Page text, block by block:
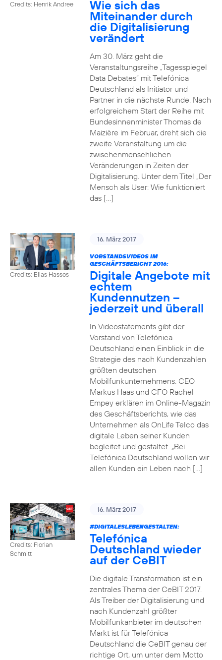
Credits: Henrik Andree Wie sich das
Miteinander durch
die Digitalisierung
verändert
Am 30. März geht die
Veranstaltungsreihe „Tagesspiegel
Data Debates“ mit Telefónica
Deutschland als Initiator und
Partner in die nächste Runde. Nach
erfolgreichem Start der Reihe mit
Bundesinnenminister Thomas de
Maizière im Februar, dreht sich die
zweite Veranstaltung um die
zwischenmenschlichen
Veränderungen in Zeiten der
Digitalisierung. Unter dem Titel „Der
Mensch als User: Wie funktioniert
das […]
Credits: Elias Hassos
16. März 2017
VORSTANDSVIDEOS IM
GESCHÄFTSBERICHT 2016:
Digitale Angebote mit
echtem
Kundennutzen –
jederzeit und überall
In Videostatements gibt der
Vorstand von Telefónica
Deutschland einen Einblick in die
Strategie des nach Kundenzahlen
größten deutschen
Mobilfunkunternehmens. CEO
Markus Haas und CFO Rachel
Empey erklären im Online-Magazin
des Geschäftsberichts, wie das
Unternehmen als OnLife Telco das
digitale Leben seiner Kunden
begleitet und gestaltet. „Bei
Telefónica Deutschland wollen wir
allen Kunden ein Leben nach […]
Credits: Florian
Schmitt
16. März 2017
#DIGITALESLEBENGESTALTEN:
Telefónica
Deutschland wieder
auf der CeBIT
Die digitale Transformation ist ein
zentrales Thema der CeBIT 2017.
Als Treiber der Digitalisierung und
nach Kundenzahl größter
Mobilfunkanbieter im deutschen
Markt ist für Telefónica
Deutschland die CeBIT genau der
richtige Ort, um unter dem Motto